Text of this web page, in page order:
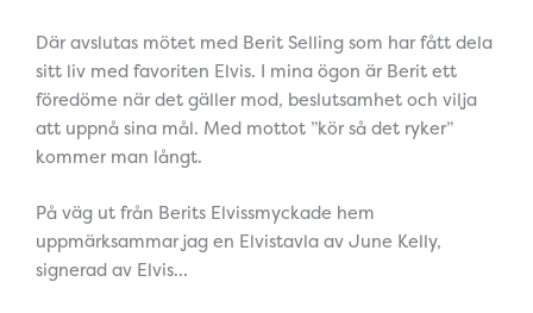
Där avslutas mötet med Berit Selling som har fått dela
sitt liv med favoriten Elvis. I mina ögon är Berit ett
föredöme när det gäller mod, beslutsamhet och vilja
att uppnå sina mål. Med mottot ”kör så det ryker”
kommer man långt.
På väg ut från Berits Elvissmyckade hem
uppmärksammar jag en Elvistavla av June Kelly,
signerad av Elvis…